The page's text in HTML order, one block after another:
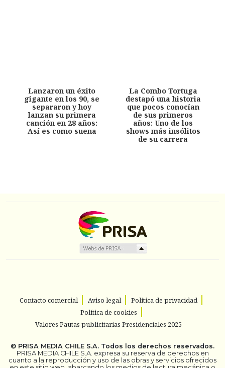
Lanzaron un éxito
gigante en los 90, se
separaron y hoy
lanzan su primera
canción en 28 años:
Así es como suena
La Combo Tortuga
destapó una historia
que pocos conocían
de sus primeros
años: Uno de los
shows más insólitos
de su carrera
Contacto comercial Aviso legal
Política de privacidad
Política de cookies
Valores Pautas publicitarias Presidenciales 2025
© PRISA MEDIA CHILE S.A. Todos los derechos reservados.
PRISA MEDIA CHILE S.A. expresa su reserva de derechos en
cuanto a la reproducción y uso de las obras y servicios ofrecidos